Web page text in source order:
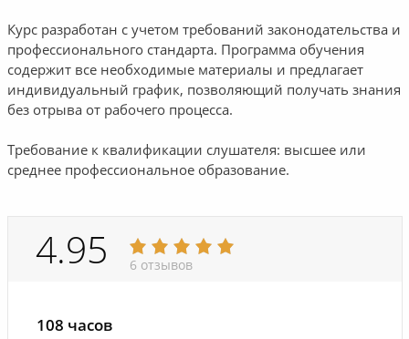
Курс разработан с учетом требований законодательства и
профессионального стандарта. Программа обучения
содержит все необходимые материалы и предлагает
индивидуальный график, позволяющий получать знания
без отрыва от рабочего процесса.
Требование к квалификации слушателя: высшее или
среднее профессиональное образование.
4.95 6 отзывов
108 часов